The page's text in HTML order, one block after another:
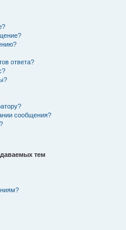
ответа?
сообщения?
тем